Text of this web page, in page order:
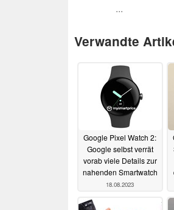
...
Verwandte
Google Pixel Watch 2:
Google selbst verrät
vorab viele Details zur
nahenden Smartwatch
18.08.2023